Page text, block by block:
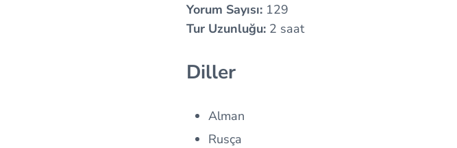
Yorum Sayısı: 129
Tur Uzunluğu: 2 saat
Diller
Alman
Rusça